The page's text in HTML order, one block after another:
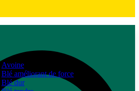
Avoine
Blé améliorant de force
Blé dur